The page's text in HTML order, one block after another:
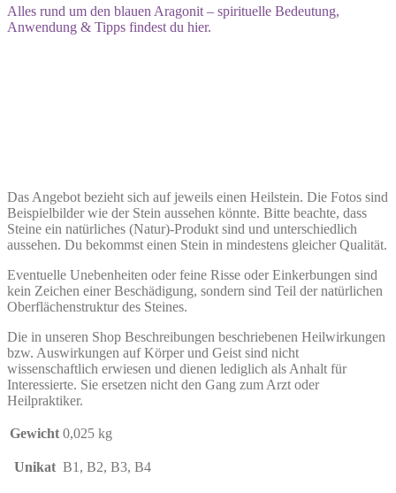
Alles rund um den blauen Aragonit – spirituelle Bedeutung,
Anwendung & Tipps findest du hier.
Das Angebot bezieht sich auf jeweils einen Heilstein. Die Fotos sind
Beispielbilder wie der Stein aussehen könnte. Bitte beachte, dass
Steine ein natürliches (Natur)-Produkt sind und unterschiedlich
aussehen. Du bekommst einen Stein in mindestens gleicher Qualität.
Eventuelle Unebenheiten oder feine Risse oder Einkerbungen sind
kein Zeichen einer Beschädigung, sondern sind Teil der natürlichen
Oberflächenstruktur des Steines.
Die in unseren Shop Beschreibungen beschriebenen Heilwirkungen
bzw. Auswirkungen auf Körper und Geist sind nicht
wissenschaftlich erwiesen und dienen lediglich als Anhalt für
Interessierte. Sie ersetzen nicht den Gang zum Arzt oder
Heilpraktiker.
Gewicht 0,025 kg
Unikat B1, B2, B3, B4